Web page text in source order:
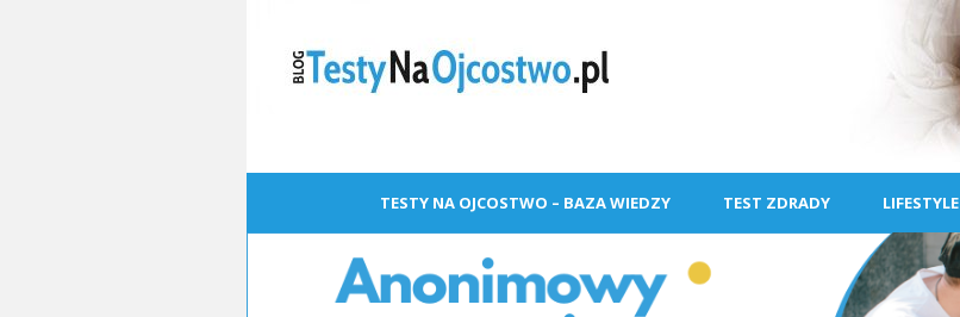
TESTY NA OJCOSTWO – BAZA WIEDZY TEST ZDRADY LIFESTYLE